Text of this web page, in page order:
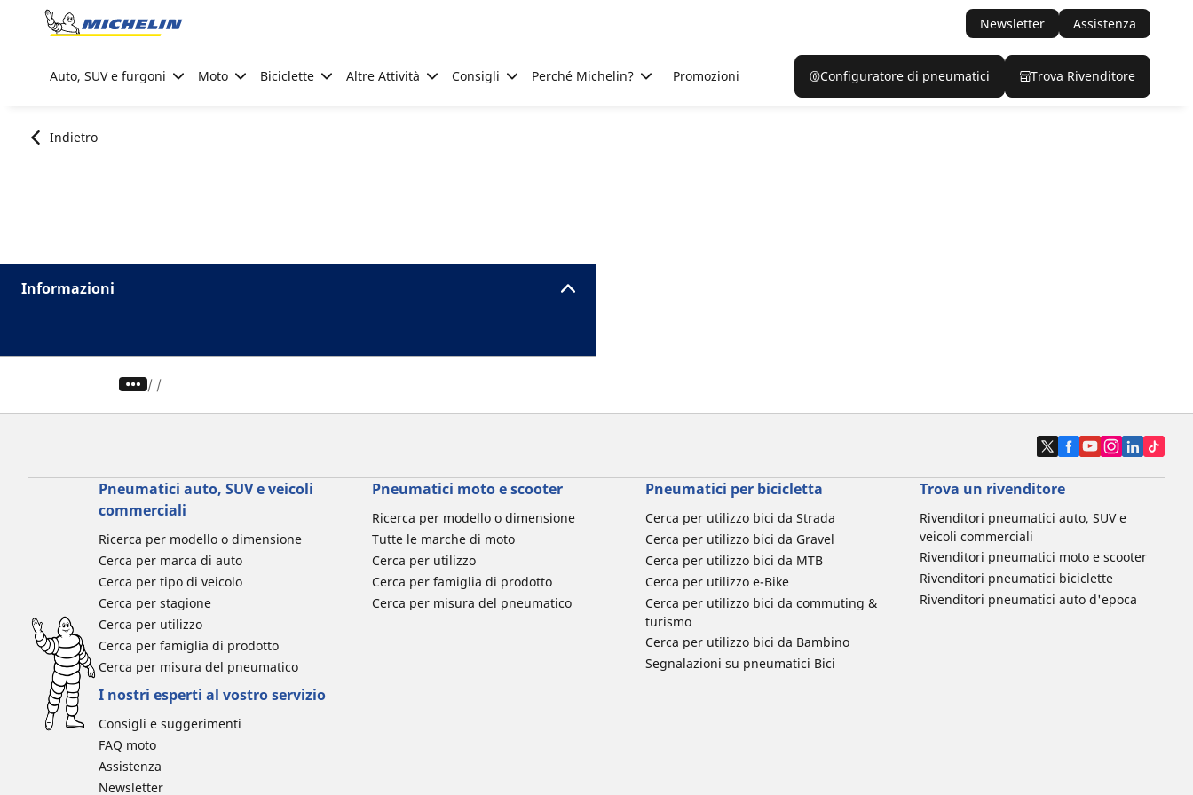
Go to page content
Newsletter Assistenza
Auto, SUV e furgoni Moto Biciclette Altre Attività Consigli Perché Michelin? Promozioni Configuratore di pneumatici Trova Rivenditore
Indietro
Informazioni
/
Pneumatici auto, SUV e veicoli
commerciali
Ricerca per modello o dimensione
Cerca per marca di auto
Cerca per tipo di veicolo
Cerca per stagione
Cerca per utilizzo
Cerca per famiglia di prodotto
Cerca per misura del pneumatico
Pneumatici moto e scooter
Ricerca per modello o dimensione
Tutte le marche di moto
Cerca per utilizzo
Cerca per famiglia di prodotto
Cerca per misura del pneumatico
Pneumatici per bicicletta
Cerca per utilizzo bici da Strada
Cerca per utilizzo bici da Gravel
Cerca per utilizzo bici da MTB
Cerca per utilizzo e-Bike
Cerca per utilizzo bici da commuting &
turismo
Cerca per utilizzo bici da Bambino
Segnalazioni su pneumatici Bici
Trova un rivenditore
Rivenditori pneumatici auto, SUV e
veicoli commerciali
Rivenditori pneumatici moto e scooter
Rivenditori pneumatici biciclette
Rivenditori pneumatici auto d'epoca
I nostri esperti al vostro servizio
Consigli e suggerimenti
FAQ moto
Assistenza
Newsletter